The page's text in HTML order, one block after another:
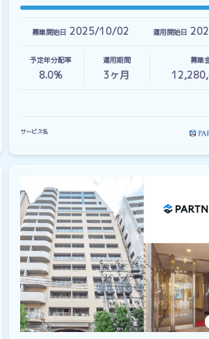
募集開始日 2025/10/02 運用開始日
予定年分配率
8.0%
運用期間
3ヶ月
募集
サービス名